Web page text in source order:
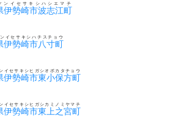
伊勢崎市波志江町
ンイセサキシハシエマチ
伊勢崎市八寸町
イセサキシハチスチョウ
伊勢崎市東小保方町
イセサキシヒガシオボカタチョウ
伊勢崎市東上之宮町
イセサキシヒガシカミノミヤマチ